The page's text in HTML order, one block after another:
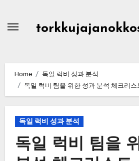
Home
독일 럭비 성과 분석
독일 럭비 팀을 위한 성과 분석 체크리스
독일 럭비 성과 분석
독일 럭비 팀을